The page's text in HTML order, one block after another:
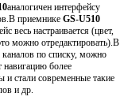
аналогичен интерфейсу
приемнике GS-U510
весь настраивается (цвет,
можно отредактировать).В
каналов по списку, можно
навигацию более
и стали современные такие
и др.